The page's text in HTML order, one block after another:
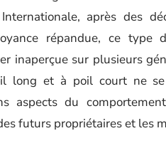
après des
répandue, ce type
inaperçue sur plusieurs
long et à poil court ne
aspects du
futurs propriétaires et les